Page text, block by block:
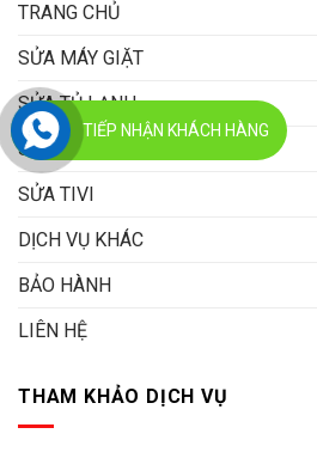
TRANG CHỦ
SỬA MÁY GIẶT
SỬA TỦ LẠNH
SỬA MÁY LẠNH
SỬA TIVI
DỊCH VỤ KHÁC
BẢO HÀNH
LIÊN HỆ
THAM KHẢO DỊCH VỤ
TIẾP NHẬN KHÁCH HÀNG